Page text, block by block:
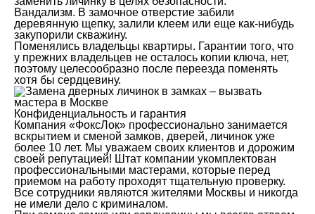
Вандализм. В замочное отверстие забили
деревянную щепку, залили клеем или еще как-нибудь
закупорили скважину.
Поменялись владельцы квартиры. Гарантии того, что
у прежних владельцев не осталось копии ключа, нет,
поэтому целесообразно после переезда поменять
хотя бы сердцевину.
Конфиденциальность и гарантия
Компания «ФоксЛок» профессионально занимается
вскрытием и сменой замков, дверей, личинок уже
более 10 лет. Мы уважаем своих клиентов и дорожим
своей репутацией! Штат компании укомплектован
профессиональными мастерами, которые перед
приемом на работу проходят тщательную проверку.
Все сотрудники являются жителями Москвы и никогда
не имели дело с криминалом.